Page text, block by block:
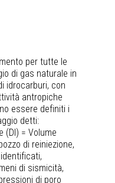
per tutte le
di gas naturale in
idrocarburi, con
antropiche
essere definiti i
detti:
(DI) = Volume
di reiniezione,
di sismicità,
di poro